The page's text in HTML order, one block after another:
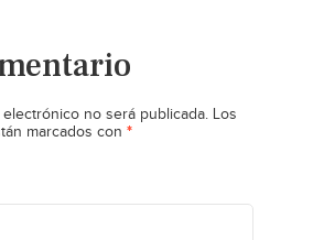
no será publicada. Los
marcados con *